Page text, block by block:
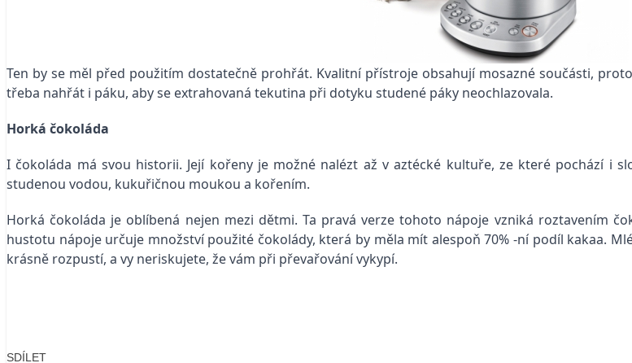
Ten by se měl před použitím dostatečně prohřát. Kvalitní přístroje obsahují mosazné součásti,
třeba nahřát i páku, aby se extrahovaná tekutina při dotyku studené páky neochlazovala.
Horká čokoláda
I čokoláda má svou historii. Její kořeny je možné nalézt až vaztécké kultuře, ze které pochází i
studenou vodou, kukuřičnou moukou a kořením.
Horká čokoláda je oblíbená nejen mezi dětmi. Ta pravá verze tohoto nápoje vzniká roztavením
hustotu nápoje určuje množství použité čokolády, která by měla mít alespoň 70% -ní podíl kakaa.
krásně rozpustí, a vy neriskujete, že vám při převařování vykypí.
SDÍLET